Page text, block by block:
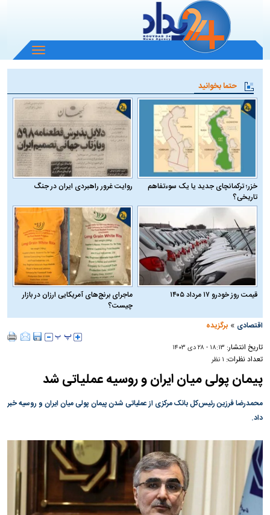
باز
و
منو
حتما بخوانید
خزر؛ ترکمانچای جدید یا یک سوءتفاهم
تاریخی؟
روایت غرور راهبردی ایران در جنگ
قیمت روز خودرو ۱۷ مرداد ۱۴۰۵
ماجرای برنج‌های آمریکایی ارزان در بازار
چیست؟
اقتصادی »برگزیده
تاریخ انتشار: ۱۸:۱۳ - ۲۸ دی ۱۴۰۳
تعداد نظرات: ۱ نظر
پیمان پولی میان ایران و روسیه عملیاتی شد
محمدرضا فرزین رئیس‌کل بانک مرکزی از عملیاتی شدن پیمان پولی میان ایران و روسیه خبر
داد.